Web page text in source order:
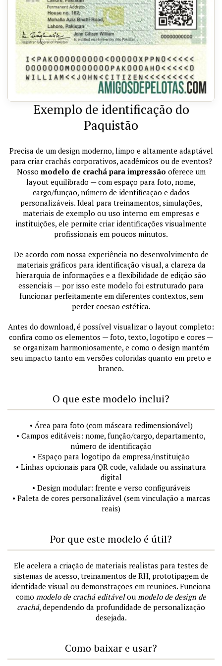
Exemplo de identificação do
Paquistão
Precisa de um design moderno, limpo e altamente adaptável
para criar crachás corporativos, acadêmicos ou de eventos?
Nosso modelo de crachá para impressão oferece um
layout equilibrado — com espaço para foto, nome,
cargo/função, número de identificação e dados
personalizáveis. Ideal para treinamentos, simulações,
materiais de exemplo ou uso interno em empresas e
instituições, ele permite criar identificações visualmente
profissionais em poucos minutos.
De acordo com nossa experiência no desenvolvimento de
materiais gráficos para identificação visual, a clareza da
hierarquia de informações e a flexibilidade de edição são
essenciais — por isso este modelo foi estruturado para
funcionar perfeitamente em diferentes contextos, sem
perder coesão estética.
Antes do download, é possível visualizar o layout completo:
confira como os elementos — foto, texto, logotipo e cores —
se organizam harmoniosamente, e como o design mantém
seu impacto tanto em versões coloridas quanto em preto e
branco.
O que este modelo inclui?
• Área para foto (com máscara redimensionável)
• Campos editáveis: nome, função/cargo, departamento,
número de identificação
• Espaço para logotipo da empresa/instituição
• Linhas opcionais para QR code, validade ou assinatura
digital
• Design modular: frente e verso configuráveis
• Paleta de cores personalizável (sem vinculação a marcas
reais)
Por que este modelo é útil?
Ele acelera a criação de materiais realistas para testes de
sistemas de acesso, treinamentos de RH, prototipagem de
identidade visual ou demonstrações em reuniões. Funciona
como modelo de crachá editávelou modelo de design de
crachá, dependendo da profundidade de personalização
desejada.
Como baixar e usar?